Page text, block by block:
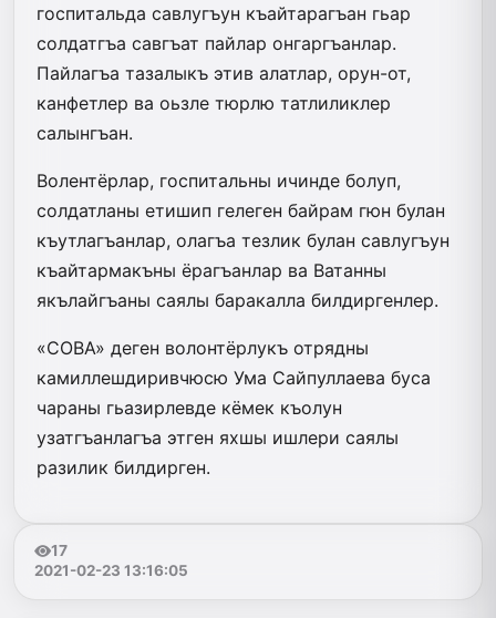
госпитальда савлугъун къайтарагъан гьар
солдатгъа савгъат пайлар онгаргъанлар.
Пайлагъа тазалыкъ этив алатлар, орун-от,
канфетлер ва оьзле тюрлю татлиликлер
салынгъан.
Волентёрлар, госпитальны ичинде болуп,
солдатланы етишип гелеген байрам гюн булан
къутлагъанлар, олагъа тезлик булан савлугъун
къайтармакъны ёрагъанлар ва Ватанны
якълайгъаны саялы баракалла билдиргенлер.
«СОВА» деген волонтёрлукъ отрядны
камиллешдиривчюсю Ума Сайпуллаева буса
чараны гьазирлевде кёмек къолун
узатгъанлагъа этген яхшы ишлери саялы
разилик билдирген.
17
2021-02-23 13:16:05